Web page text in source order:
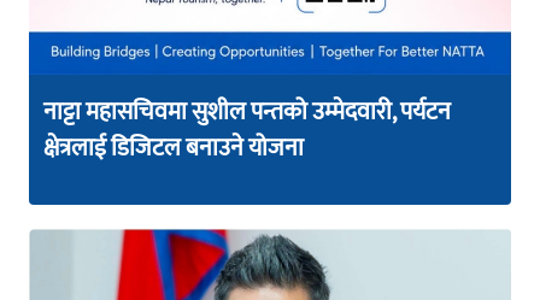
नाट्टा महासचिवमा सुशील पन्तको उम्मेदवारी, पर्यटन
क्षेत्रलाई डिजिटल बनाउने योजना